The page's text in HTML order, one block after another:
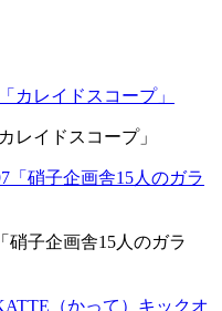
レイドスコープ」
硝子企画舎15人のガラ